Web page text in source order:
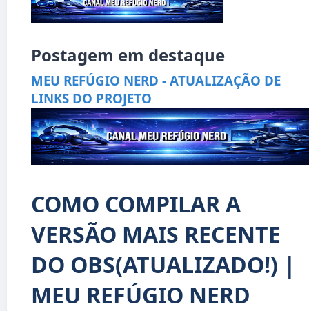
Postagem em destaque
MEU REFÚGIO NERD - ATUALIZAÇÃO DE
LINKS DO PROJETO
COMO COMPILAR A
VERSÃO MAIS RECENTE
DO OBS(ATUALIZADO!) |
MEU REFÚGIO NERD